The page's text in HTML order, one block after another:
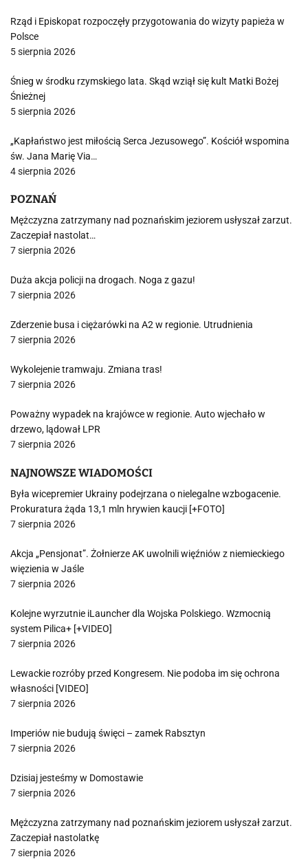
Rząd i Episkopat rozpoczęły przygotowania do wizyty papieża w
Polsce
5 sierpnia 2026
Śnieg w środku rzymskiego lata. Skąd wziął się kult Matki Bożej
Śnieżnej
5 sierpnia 2026
„Kapłaństwo jest miłością Serca Jezusowego”. Kościół wspomina
św. Jana Marię Via…
4 sierpnia 2026
POZNAŃ
Mężczyzna zatrzymany nad poznańskim jeziorem usłyszał zarzut.
Zaczepiał nastolat…
7 sierpnia 2026
Duża akcja policji na drogach. Noga z gazu!
7 sierpnia 2026
Zderzenie busa i ciężarówki na A2 w regionie. Utrudnienia
7 sierpnia 2026
Wykolejenie tramwaju. Zmiana tras!
7 sierpnia 2026
Poważny wypadek na krajówce w regionie. Auto wjechało w
drzewo, lądował LPR
7 sierpnia 2026
NAJNOWSZE WIADOMOŚCI
Była wicepremier Ukrainy podejrzana o nielegalne wzbogacenie.
Prokuratura żąda 13,1 mln hrywien kaucji [+FOTO]
7 sierpnia 2026
Akcja „Pensjonat”. Żołnierze AK uwolnili więźniów z niemieckiego
więzienia w Jaśle
7 sierpnia 2026
Kolejne wyrzutnie iLauncher dla Wojska Polskiego. Wzmocnią
system Pilica+ [+VIDEO]
7 sierpnia 2026
Lewackie rozróby przed Kongresem. Nie podoba im się ochrona
własności [VIDEO]
7 sierpnia 2026
Imperiów nie budują święci – zamek Rabsztyn
7 sierpnia 2026
Dzisiaj jesteśmy w Domostawie
7 sierpnia 2026
Mężczyzna zatrzymany nad poznańskim jeziorem usłyszał zarzut.
Zaczepiał nastolatkę
7 sierpnia 2026